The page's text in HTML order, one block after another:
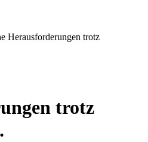
Herausforderungen trotz
trotz